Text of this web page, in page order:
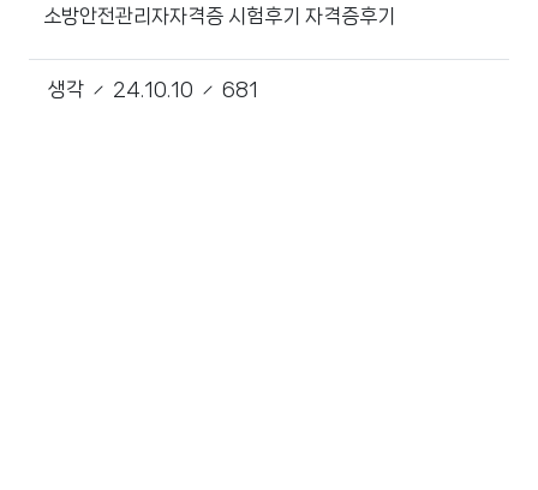
소방안전관리자자격증 시험후기 자격증후기
생각 24.10.10 681